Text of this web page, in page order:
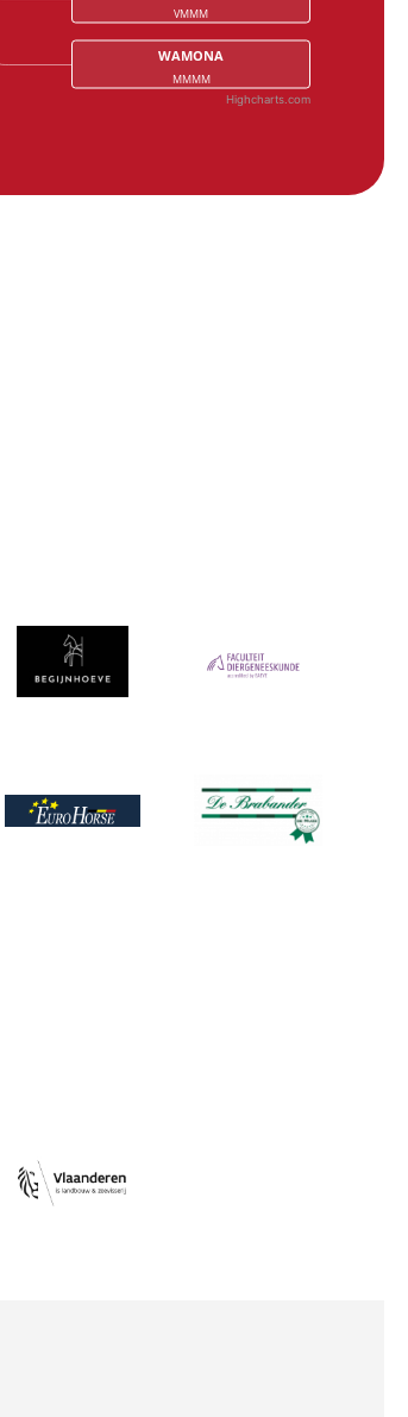
VMMM
WAMONA
MMMM
Highcharts.com
Afbeelding Afbeelding
Afbeelding
Afbeelding
Afbeelding